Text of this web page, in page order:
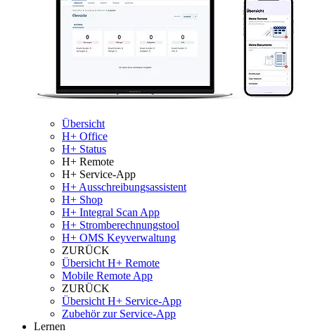
Übersicht
H+ Office
H+ Status
H+ Remote
H+ Service-App
H+ Ausschreibungsassistent
H+ Shop
H+ Integral Scan App
H+ Stromberechnungstool
H+ OMS Keyverwaltung
ZURÜCK
Übersicht H+ Remote
Mobile Remote App
ZURÜCK
Übersicht H+ Service-App
Zubehör zur Service-App
Lernen